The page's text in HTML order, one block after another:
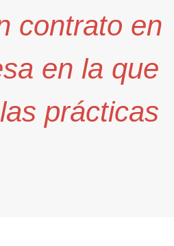
contrato en
en la que
prácticas